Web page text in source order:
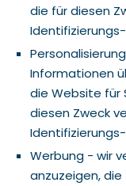
die für diesen
Informationen
die Website für
diesen Zweck
Werbung - wir
anzuzeigen,